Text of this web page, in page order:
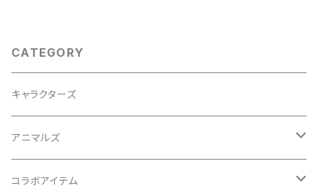
CATEGORY
キャラクターズ
アニマルズ
イヌシリーズ
コラボアイテム